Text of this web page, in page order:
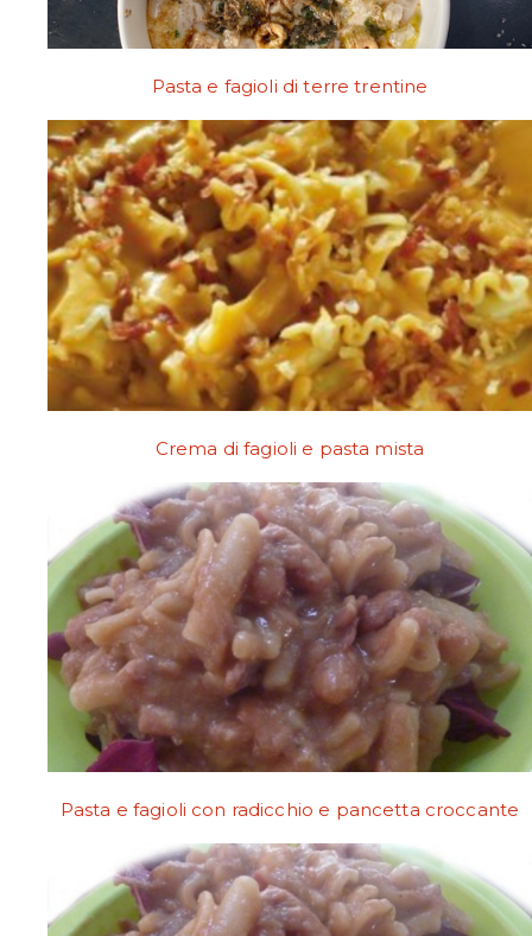
Pasta e fagioli di terre trentine
Crema di fagioli e pasta mista
Pasta e fagioli con radicchio e pancetta croccante